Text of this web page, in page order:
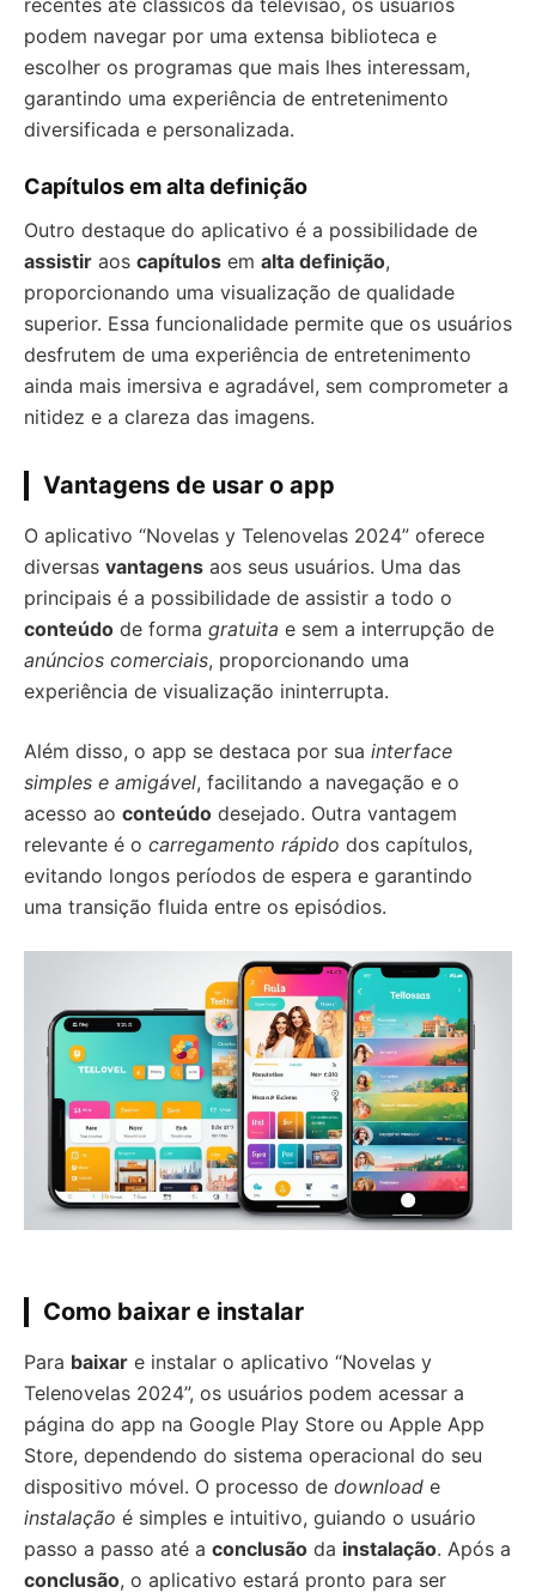
recentes até clássicos da televisão, os usuários
podem navegar por uma extensa biblioteca e
escolher os programas que mais lhes interessam,
garantindo uma experiência de entretenimento
diversificada e personalizada.
Capítulos em alta definição
Outro destaque do aplicativo é a possibilidade de
assistir aos capítulos em alta definição,
proporcionando uma visualização de qualidade
superior. Essa funcionalidade permite que os usuários
desfrutem de uma experiência de entretenimento
ainda mais imersiva e agradável, sem comprometer a
nitidez e a clareza das imagens.
Vantagens de usar o app
O aplicativo “Novelas y Telenovelas 2024” oferece
diversas vantagens aos seus usuários. Uma das
principais é a possibilidade de assistir a todo o
conteúdo de forma gratuita e sem a interrupção de
anúncios comerciais, proporcionando uma
experiência de visualização ininterrupta.
Além disso, o app se destaca por sua interface
simples e amigável, facilitando a navegação e o
acesso ao conteúdo desejado. Outra vantagem
relevante é o carregamento rápido dos capítulos,
evitando longos períodos de espera e garantindo
uma transição fluida entre os episódios.
Como baixar e instalar
Para baixar e instalar o aplicativo “Novelas y
Telenovelas 2024”, os usuários podem acessar a
página do app na Google Play Store ou Apple App
Store, dependendo do sistema operacional do seu
dispositivo móvel. O processo de download e
instalação é simples e intuitivo, guiando o usuário
passo a passo até a conclusão da instalação. Após a
conclusão, o aplicativo estará pronto para ser